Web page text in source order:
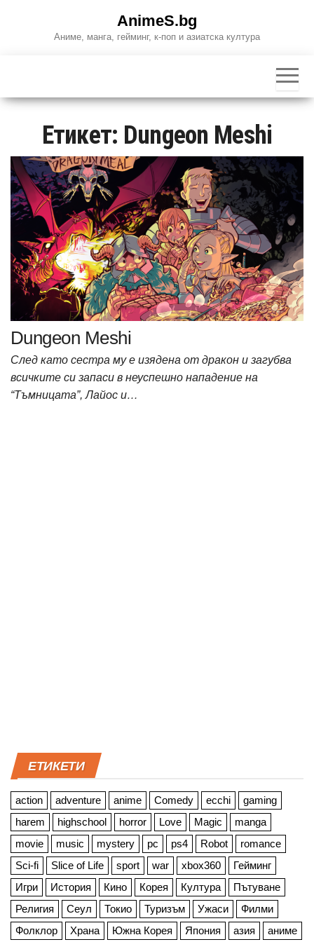
AnimeS.bg
Аниме, манга, гейминг, к-поп и азиатска култура
Етикет: Dungeon Meshi
Dungeon Meshi
След като сестра му е изядена от дракон и загубва
всичките си запаси в неуспешно нападение на
“Тъмницата”, Лайос и…
ЕТИКЕТИ
action adventure anime Comedy ecchi
gaming
harem
highschool horror Love Magic
manga
movie
music mystery pc ps4 Robot
romance
Sci-fi
Slice of Life sport war xbox360
Гейминг
Игри
История Кино Корея Култура
Пътуване
Религия
Сеул Токио Туризъм Ужаси
Филми
Фолклор
Храна Южна Корея Япония азия аниме